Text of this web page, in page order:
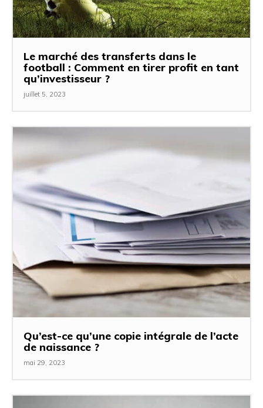
Le marché des transferts dans le
football : Comment en tirer profit en tant
qu’investisseur ?
juillet 5, 2023
Qu’est-ce qu’une copie intégrale de l’acte
de naissance ?
mai 29, 2023